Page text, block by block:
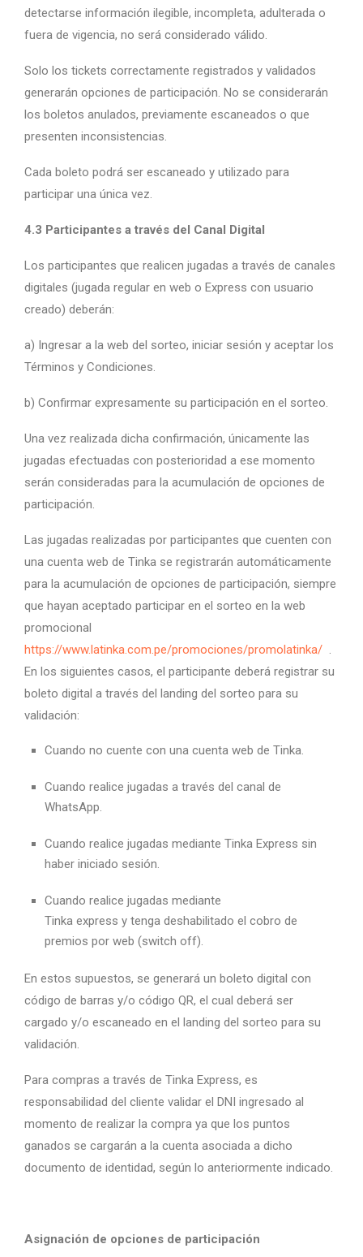
detectarse información ilegible, incompleta, adulterada o
fuera de vigencia, no será considerado válido.
Solo los tickets correctamente registrados y validados
generarán opciones de participación. No se considerarán
los boletos anulados, previamente escaneados o que
presenten inconsistencias.
Cada boleto podrá ser escaneado y utilizado para
participar una única vez.
4.3 Participantes a través del Canal Digital
Los participantes que realicen jugadas a través de canales
digitales (jugada regular en web o Express con usuario
creado) deberán:
a) Ingresar a la web del sorteo, iniciar sesión y aceptar los
Términos y Condiciones.
b) Confirmar expresamente su participación en el sorteo.
Una vez realizada dicha confirmación, únicamente las
jugadas efectuadas con posterioridad a ese momento
serán consideradas para la acumulación de opciones de
participación.
Las jugadas realizadas por participantes que cuenten con
una cuenta web de Tinka se registrarán automáticamente
para la acumulación de opciones de participación, siempre
que hayan aceptado participar en el sorteo en la web
promocional
https://www.latinka.com.pe/promociones/promolatinka/ .
En los siguientes casos, el participante deberá registrar su
boleto digital a través del landing del sorteo para su
validación:
Cuando no cuente con una cuenta web de Tinka.
Cuando realice jugadas a través del canal de
WhatsApp.
Cuando realice jugadas mediante Tinka Express sin
haber iniciado sesión.
Cuando realice jugadas mediante
Tinka express y tenga deshabilitado el cobro de
premios por web (switch off).
En estos supuestos, se generará un boleto digital con
código de barras y/o código QR, el cual deberá ser
cargado y/o escaneado en el landing del sorteo para su
validación.
Para compras a través de Tinka Express, es
responsabilidad del cliente validar el DNI ingresado al
momento de realizar la compra ya que los puntos
ganados se cargarán a la cuenta asociada a dicho
documento de identidad, según lo anteriormente indicado.
Asignación de opciones de participación